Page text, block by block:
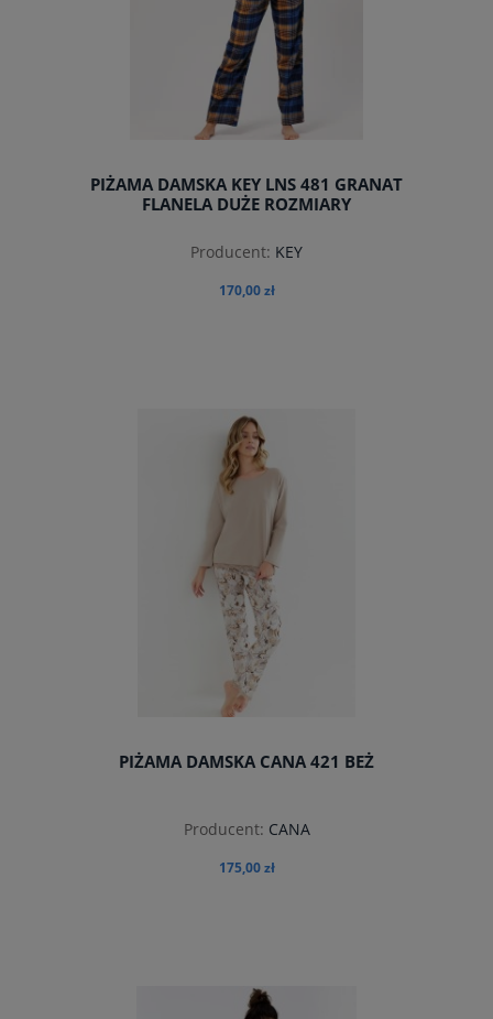
PIŻAMA DAMSKA KEY LNS 481 GRANAT
FLANELA DUŻE ROZMIARY
Producent: KEY
170,00 zł
do koszyka
PIŻAMA DAMSKA CANA 421 BEŻ
Producent: CANA
175,00 zł
do koszyka